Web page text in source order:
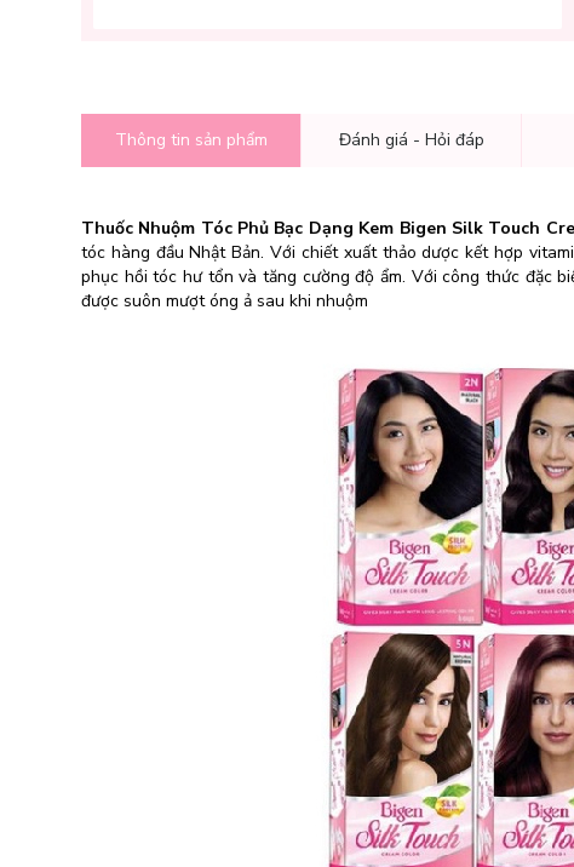
Thông tin sản phẩm Đánh giá - Hỏi đáp
Thuốc Nhuộm Tóc Phủ Bạc Dạng Kem Bigen Silk Touch
tóc hàng đầu Nhật Bản. Với chiết xuất thảo dược kết hợp
phục hồi tóc hư tổn và tăng cường độ ẩm. Với công thức đặc
được suôn mượt óng ả sau khi nhuộm